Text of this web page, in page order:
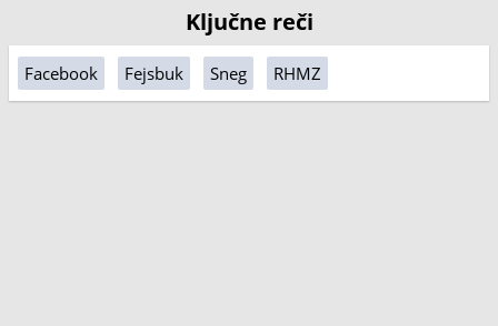
Ključne reči
Facebook Fejsbuk Sneg RHMZ